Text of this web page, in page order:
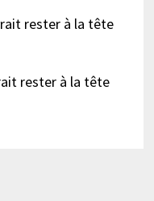
rester à la tête
rester à la tête